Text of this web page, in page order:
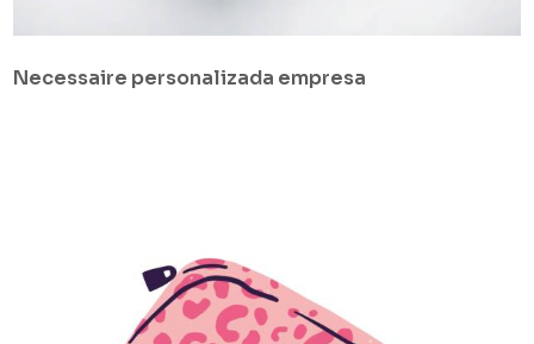
Necessaire personalizada empresa